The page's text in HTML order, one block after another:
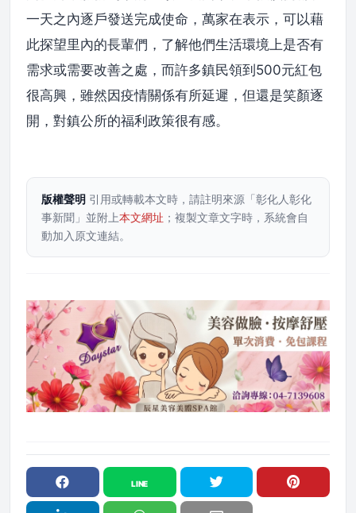
一天之內逐戶發送完成使命，萬家在表示，可以藉
此探望里內的長輩們，了解他們生活環境上是否有
需求或需要改善之處，而許多鎮民領到500元紅包
很高興，雖然因疫情關係有所延遲，但還是笑顏逐
開，對鎮公所的福利政策很有感。
版權聲明 引用或轉載本文時，請註明來源「彰化人彰化
事新聞」並附上本文網址 ；複製文章文字時，系統會自
動加入原文連結。